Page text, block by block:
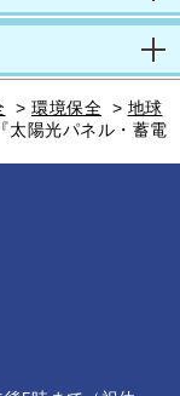
> 環境保全 > 地球
太陽光パネル・蓄電